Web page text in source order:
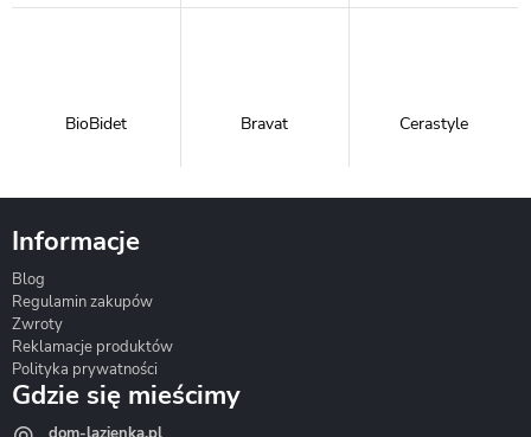
BioBidet Bravat Cerastyle
Informacje
Blog
Regulamin zakupów
Zwroty
Reklamacje produktów
Polityka prywatności
Gdzie się mieścimy